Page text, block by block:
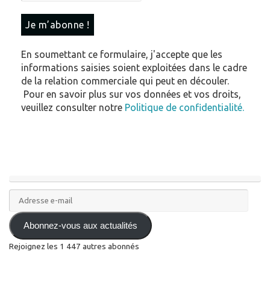
En soumettant ce formulaire, j'accepte que les
informations saisies soient exploitées dans le cadre
de la relation commerciale qui peut en découler.
Pour en savoir plus sur vos données et vos droits,
veuillez consulter notre Politique de confidentialité.
Adresse
e-
mail Abonnez-vous aux actualités
Rejoignez les 1 447 autres abonnés